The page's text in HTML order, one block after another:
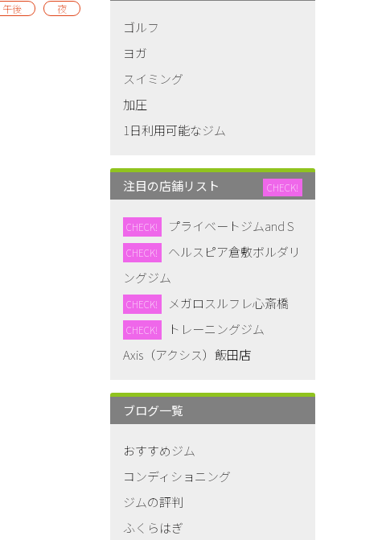
午後
夜
ゴルフ
ヨガ
スイミング
加圧
1日利用可能なジム
注目の店舗リスト CHECK!
CHECK! プライベートジムand S
CHECK!
ヘルスピア倉敷ボルダリ
ングジム
CHECK! メガロスルフレ心斎橋
CHECK!
トレーニングジム
Axis（アクシス）飯田店
ブログ一覧
おすすめジム
コンディショニング
ジムの評判
ふくらはぎ